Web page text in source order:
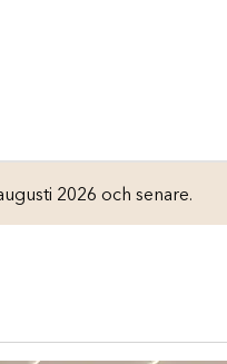
2026 och senare.